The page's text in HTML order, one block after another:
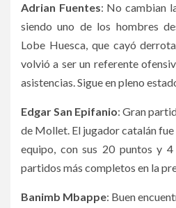
Adrian Fuentes: No cambian
siendo uno de los hombres
Lobe Huesca, que cayó
volvió a ser un referente
asistencias. Sigue en pleno
Edgar San Epifanio: Gran
de Mollet. El jugador catalán fue
equipo, con sus 20 puntos y 4
partidos más completos en la
Banimb Mbappe: Buen